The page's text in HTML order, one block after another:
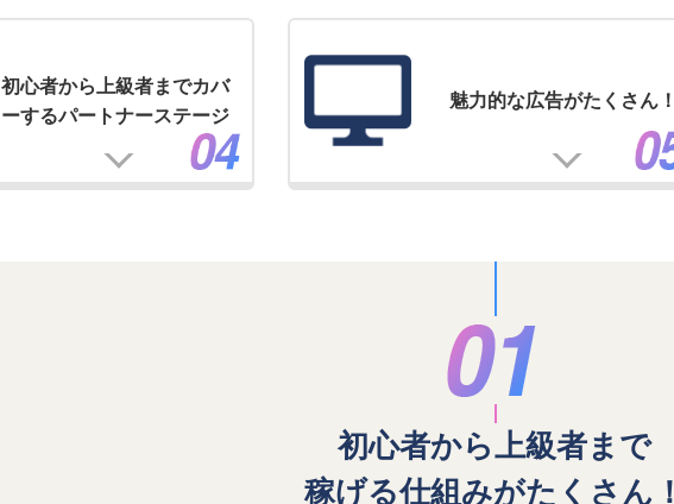
初心者から上級者までカバ
ーするパートナーステージ
魅力的な広告がたくさん！
初心者から上級者まで
稼げる仕組みがたくさん！